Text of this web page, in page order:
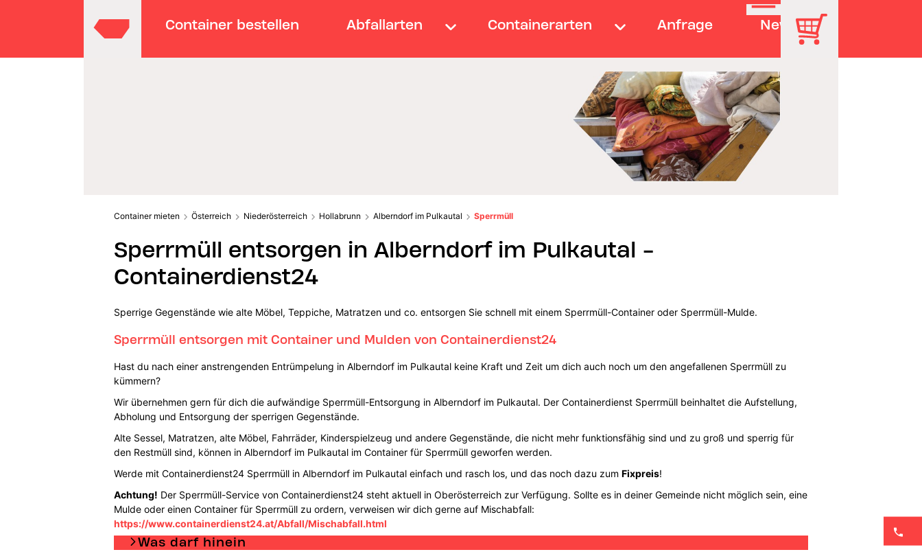
Container bestellen Abfallarten Containerarten Anfrage News
Container mieten Österreich Niederösterreich Hollabrunn Alberndorf im Pulkautal Sperrmüll
Sperrmüll entsorgen in Alberndorf im Pulkautal -
Containerdienst24
Sperrige Gegenstände wie alte Möbel, Teppiche, Matratzen und co. entsorgen Sie schnell mit einem Sperrmüll-Container oder Sperrmüll-Mulde.
Sperrmüll entsorgen mit Container und Mulden von Containerdienst24
Hast du nach einer anstrengenden Entrümpelung in Alberndorf im Pulkautal keine Kraft und Zeit um dich auch noch um den angefallenen Sperrmüll zu
kümmern?
Wir übernehmen gern für dich die aufwändige Sperrmüll-Entsorgung in Alberndorf im Pulkautal. Der Containerdienst Sperrmüll beinhaltet die Aufstellung,
Abholung und Entsorgung der sperrigen Gegenstände.
Alte Sessel, Matratzen, alte Möbel, Fahrräder, Kinderspielzeug und andere Gegenstände, die nicht mehr funktionsfähig sind und zu groß und sperrig für
den Restmüll sind, können in Alberndorf im Pulkautal im Container für Sperrmüll geworfen werden.
Werde mit Containerdienst24 Sperrmüll in Alberndorf im Pulkautal einfach und rasch los, und das noch dazu zum Fixpreis!
Achtung! Der Sperrmüll-Service von Containerdienst24 steht aktuell in Oberösterreich zur Verfügung. Sollte es in deiner Gemeinde nicht möglich sein, eine
Mulde oder einen Container für Sperrmüll zu ordern, verweisen wir dich gerne auf Mischabfall:
https://www.containerdienst24.at/Abfall/Mischabfall.html
Was darf hinein